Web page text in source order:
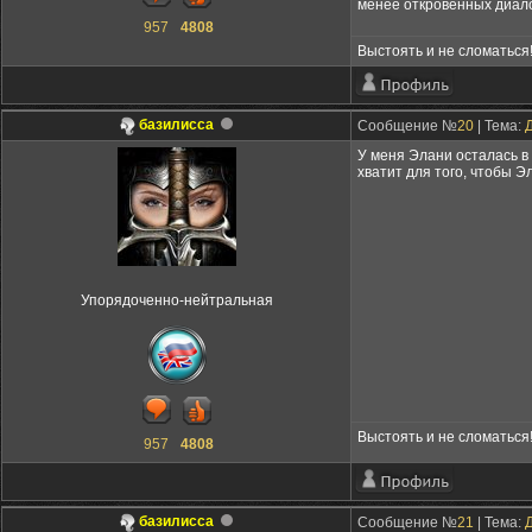
957 4808
менее откровенных
Выстоять и не сломаться!
базилисса Сообщение №20 | Тема:
Упорядоченно-нейтральная
957 4808
У меня Элани осталась
хватит для того, чтобы
Выстоять и не сломаться!
базилисса Сообщение №21 | Тема: